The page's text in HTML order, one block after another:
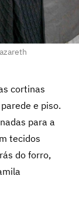
cortinas
e piso.
para a
tecidos
do forro,